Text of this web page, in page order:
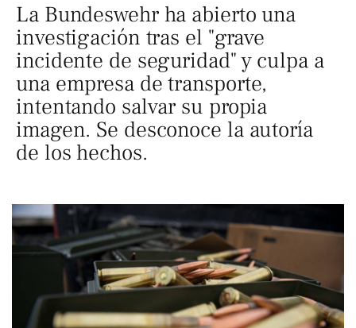
La Bundeswehr ha abierto una
investigación tras el "grave
incidente de seguridad" y culpa a
una empresa de transporte,
intentando salvar su propia
imagen. Se desconoce la autoría
de los hechos.